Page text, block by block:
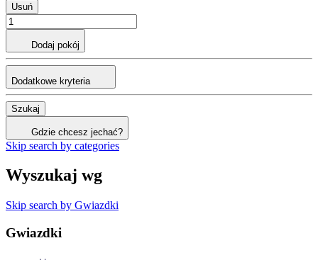
Usuń
Dodaj pokój
Dodatkowe kryteria
Szukaj
Gdzie chcesz jechać?
Skip search by categories
Wyszukaj wg
Skip search by Gwiazdki
Gwiazdki